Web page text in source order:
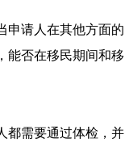
申请人在其他方面的
能否在移民期间和移
都需要通过体检，并